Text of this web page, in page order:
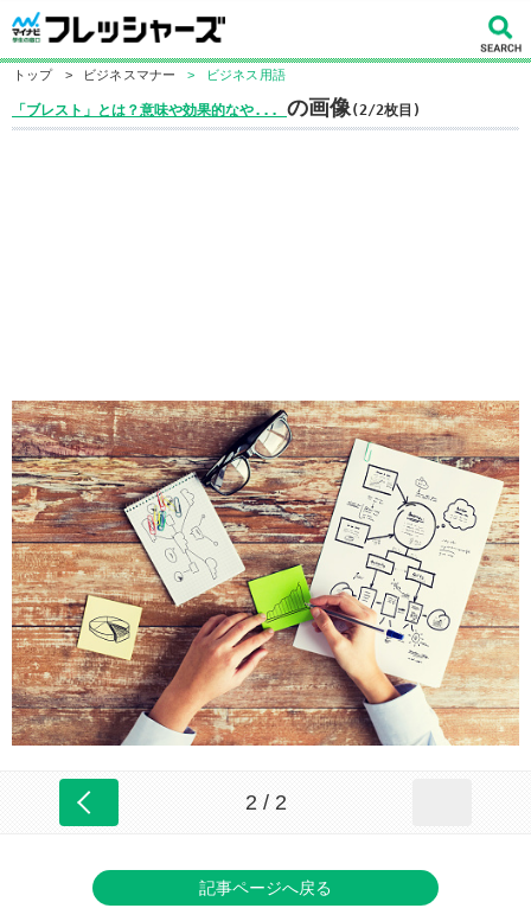
トップ > ビジネスマナー > ビジネス用語
「ブレスト」とは？意味や効果的なや... の画像(2/2枚目)
2 / 2
記事ページへ戻る